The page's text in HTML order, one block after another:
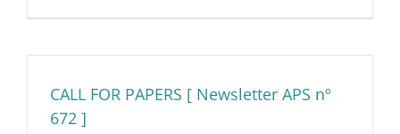
CALL FOR PAPERS [ Newsletter APS nº
672 ]